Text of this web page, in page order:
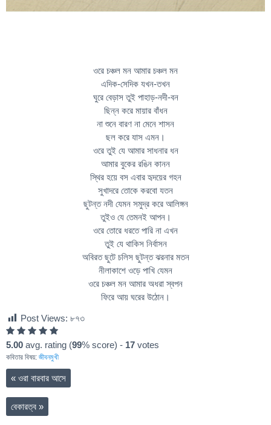
ওরে চঞ্চল মন আমার চঞ্চল মন
এদিক-সেদিক যখন-তখন
ঘুরে বেড়াস তুই পাহাড়-নদী-বন
ছিন্ন করে মায়ার বাঁধন
না শুনে বারণ না মেনে শাসন
ছল করে যাস এমন।
ওরে তুই যে আমার সাধনার ধন
আমার বুকের রঙিন কানন
স্থির হয়ে বস এবার হৃদয়ের গহন
সুখাদরে তোকে করবো যতন
ছুটন্ত নদী যেমন সমুদ্র করে আলিঙ্গন
তুইও যে তেমনই আপন।
ওরে তোরে ধরতে পারি না এখন
তুই যে থাকিস নির্বাসন
অবিরত ছুটে চলিস ছুটন্ত ঝরনার মতন
নীলাকাশে ওড়ে পাখি যেমন
ওরে চঞ্চল মন আমার অধরা স্বপন
ফিরে আয় ঘরের উঠোন।
Post Views: ৮৭৩
5.00 avg. rating (99% score) - 17 votes
কবিতার বিষয়: জীবনমুখী
« ওরা বারবার আসে
বেকারত্ব »